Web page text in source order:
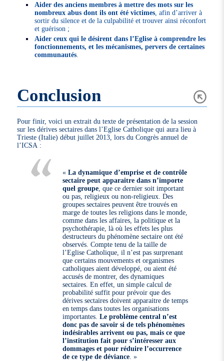
Aider des anciens membres à mettre des mots sur les
nombreux abus dont ils ont été victimes, afin d’arriver à
sortir du silence et de la culpabilité et trouver ainsi réconfort
et guérison ;
Aider ceux qui le désirent dans l’Eglise à comprendre les
fonctionnements, et les mécanismes, pervers de certaines
communautés
Conclusion
Pour finir, voici un extrait du texte de présentation de la session
sur les dérives sectaires dans l’Eglise Catholique qui aura lieu à
Trieste (Italie) début juillet 2013, lors du Congrès annuel de
l’ICSA :
«La dynamique d’emprise et de contrôle
sectaire peut apparaitre dans n’importe
quel groupe , que ce dernier soit important
ou pas, religieux ou non-religieux. Des
groupes sectaires peuvent être trouvés en
marge de toutes les religions dans le monde,
comme dans les affaires, la politique et la
psychothérapie, là où les effets les plus
destructeurs du phénomène sectaire ont été
observés. Compte tenu de la taille de
l’Eglise Catholique, il n’est pas surprenant
que certains mouvements et organismes
catholiques aient développé, ou aient été
accusés de montrer, des dynamiques
sectaires. En effet, un simple calcul de
probabilité suffit pour prévoir que des
dérives sectaires doivent apparaitre de temps
en temps dans toutes les organisations
importantes.Le problème central n’est
donc pas de savoir si de tels phénomènes
indésirables arrivent ou pas, mais ce que
l’institution fait pour s’intéresser aux
dommages et pour réduire l’occurrence
de ce type de déviance . »